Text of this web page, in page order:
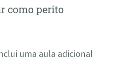
como perito
uma aula adicional